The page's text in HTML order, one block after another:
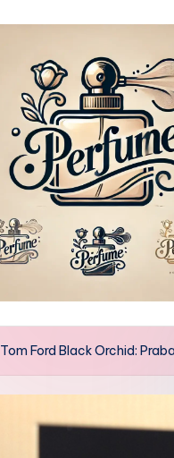
Tom Ford Black Orchid: